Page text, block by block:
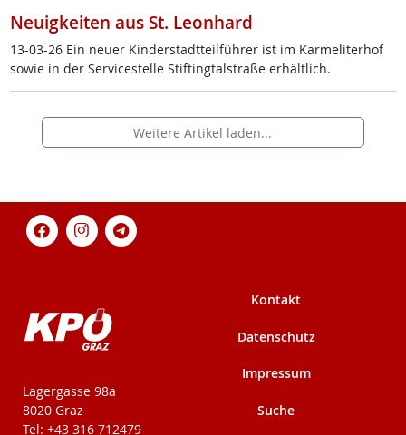
Neuigkeiten aus St. Leonhard
13-03-26 Ein neu­er Kin­der­stadt­teil­füh­rer ist im Kar­me­li­ter­hof
so­wie in der Ser­vice­s­tel­le Stif­ting­tal­stra­ße er­hält­lich.
Weitere Artikel laden...
KPÖ-Steiermark
Lagergasse 98a
8020 Graz
Tel: +43 316 712479
Kontakt
Datenschutz
Impressum
Suche